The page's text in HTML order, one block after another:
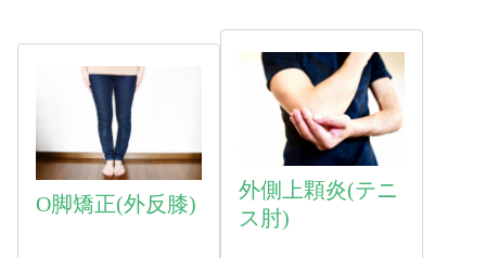
O脚矯正(外反膝)
外側上顆炎(テニ
ス肘)